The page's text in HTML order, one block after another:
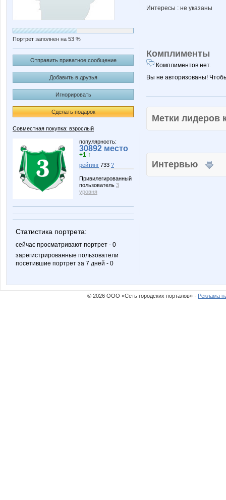
Портрет заполнен на 53 %
Отправить приватное сообщение
Добавить в друзья
Игнорировать
Сделать подарок
Совместная покупка: взрослый
популярность:
30892 место
+1 ↑
рейтинг 733 ?
Привилегированный
пользователь 3
уровня
Статистика портрета:
сейчас просматривают портрет - 0
зарегистрированные пользователи
посетившие портрет за 7 дней - 0
Интересы : не указаны
Комплименты
Комплиментов нет.
Вы не авторизованы!
Метки
Интервью
© 2026 ООО «Сеть городских порталов» · Реклама